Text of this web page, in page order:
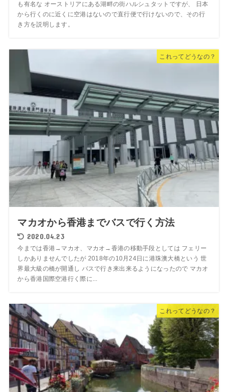
も有名な オーストリアにある湖畔の街ハルシュタットですが、 日本
から行くのに近くに空港はないので直行便で行けないので、その行
き方を説明します。
これってどうなの？
マカオから香港までバスで行く方法
2020.04.23
今までは香港→マカオ、マカオ→香港の移動手段としては フェリー
しかありませんでしたが 2018年の10月24日に港珠澳大橋という 世
界最大級の橋が開通し バスで行き来出来るようになったので マカオ
から香港国際空港行く際に...
これってどうなの？